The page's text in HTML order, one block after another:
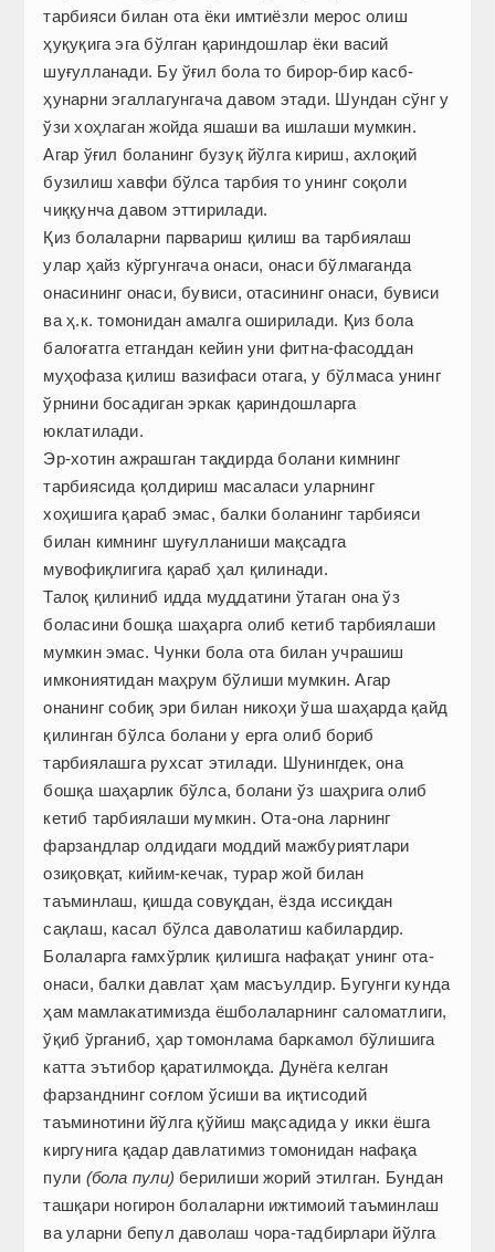
тарбияси билан ота ёки имтиёзли мерос олиш
ҳуқуқига эга бўлган қариндошлар ёки васий
шуғулланади. Бу ўғил бола то бирор-бир касб-
ҳунарни эгаллагунгача давом этади. Шундан сўнг у
ўзи хоҳлаган жойда яшаши ва ишлаши мумкин.
Агар ўғил боланинг бузуқ йўлга кириш, ахлоқий
бузилиш хавфи бўлса тарбия то унинг соқоли
чиққунча давом эттирилади.
Қиз болаларни парвариш қилиш ва тарбиялаш
улар ҳайз кўргунгача онаси, онаси бўлмаганда
онасининг онаси, бувиси, отасининг онаси, бувиси
ва ҳ.к. томонидан амалга оширилади. Қиз бола
балоғатга етгандан кейин уни фитна-фасоддан
муҳофаза қилиш вазифаси отага, у бўлмаса унинг
ўрнини босадиган эркак қариндошларга
юклатилади.
Эр-хотин ажрашган тақдирда болани кимнинг
тарбиясида қолдириш масаласи уларнинг
хоҳишига қараб эмас, балки боланинг тарбияси
билан кимнинг шуғулланиши мақсадга
мувофиқлигига қараб ҳал қилинади.
Талоқ қилиниб идда муддатини ўтаган она ўз
боласини бошқа шаҳарга олиб кетиб тарбиялаши
мумкин эмас. Чунки бола ота билан учрашиш
имкониятидан маҳрум бўлиши мумкин. Агар
онанинг собиқ эри билан никоҳи ўша шаҳарда қайд
қилинган бўлса болани у ерга олиб бориб
тарбиялашга рухсат этилади. Шунингдек, она
бошқа шаҳарлик бўлса, болани ўз шаҳрига олиб
кетиб тарбиялаши мумкин. Ота-она ларнинг
фарзандлар олдидаги моддий мажбуриятлари
озиқовқат, кийим-кечак, турар жой билан
таъминлаш, қишда совуқдан, ёзда иссиқдан
сақлаш, касал бўлса даволатиш кабилардир.
Болаларга ғамхўрлик қилишга нафақат унинг ота-
онаси, балки давлат ҳам масъулдир. Бугунги кунда
ҳам мамлакатимизда ёшболаларнинг саломатлиги,
ўқиб ўрганиб, ҳар томонлама баркамол бўлишига
катта эътибор қаратилмоқда. Дунёга келган
фарзанднинг соғлом ўсиши ва иқтисодий
таъминотини йўлга қўйиш мақсадида у икки ёшга
киргунига қадар давлатимиз томонидан нафақа
пули (бола пули) берилиши жорий этилган. Бундан
ташқари ногирон болаларни ижтимоий таъминлаш
ва уларни бепул даволаш чора-тадбирлари йўлга